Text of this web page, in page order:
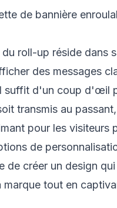
roll-up réside dans
des messages
suffit d'un coup d'œil
transmis au
pour les visiteurs
de
de créer un design
marque tout en